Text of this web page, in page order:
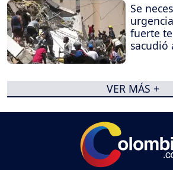
Se
fuerte
sacudió
VER MÁS +